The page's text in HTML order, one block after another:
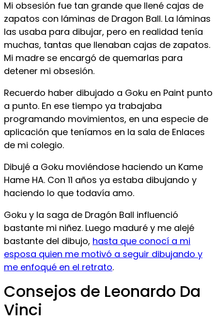
Mi obsesión fue tan grande que llené cajas de
zapatos con láminas de Dragon Ball. La láminas
las usaba para dibujar, pero en realidad tenía
muchas, tantas que llenaban cajas de zapatos.
Mi madre se encargó de quemarlas para
detener mi obsesión.
Recuerdo haber dibujado a Goku en Paint punto
a punto. En ese tiempo ya trabajaba
programando movimientos, en una especie de
aplicación que teníamos en la sala de Enlaces
de mi colegio.
Dibujé a Goku moviéndose haciendo un Kame
Hame HA. Con 11 años ya estaba dibujando y
haciendo lo que todavía amo.
Goku y la saga de Dragón Ball influenció
bastante mi niñez. Luego maduré y me alejé
bastante del dibujo, hasta que conocí a mi
esposa quien me motivó a seguir dibujando y
me enfoqué en el retrato.
Consejos de Leonardo Da
Vinci